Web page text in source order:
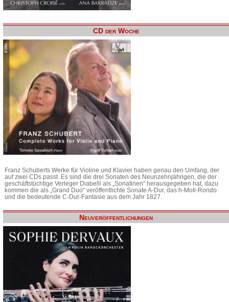
CD der Woche
Franz Schuberts Werke für Violine und Klavier haben genau den Umfang, der
auf zwei CDs passt. Es sind die drei Sonaten des Neunzehnjährigen, die der
geschäftstüchtige Verleger Diabelli als „Sonatinen“ herausgegeben hat, dazu
kommen die als „Grand Duo“ veröffentlichte Sonate A-Dur, das h-Moll-Rondo
und die bedeutende C-Dur-Fantasie aus dem Jahr 1827.
Neuveröffentlichungen